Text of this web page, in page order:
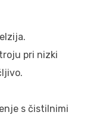
pri nizki
s čistilnimi